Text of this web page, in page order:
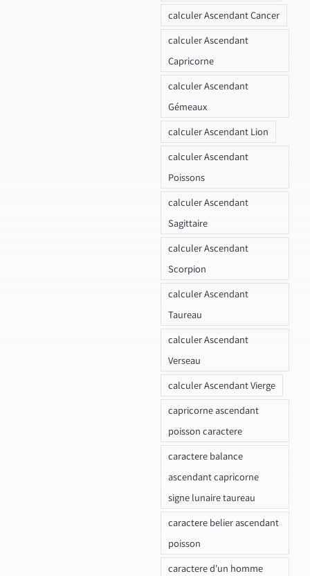
calculer Ascendant Cancer
calculer Ascendant
Capricorne
calculer Ascendant
Gémeaux
calculer Ascendant Lion
calculer Ascendant
Poissons
calculer Ascendant
Sagittaire
calculer Ascendant
Scorpion
calculer Ascendant
Taureau
calculer Ascendant
Verseau
calculer Ascendant Vierge
capricorne ascendant
poisson caractere
caractere balance
ascendant capricorne
signe lunaire taureau
caractere belier ascendant
poisson
caractere d'un homme